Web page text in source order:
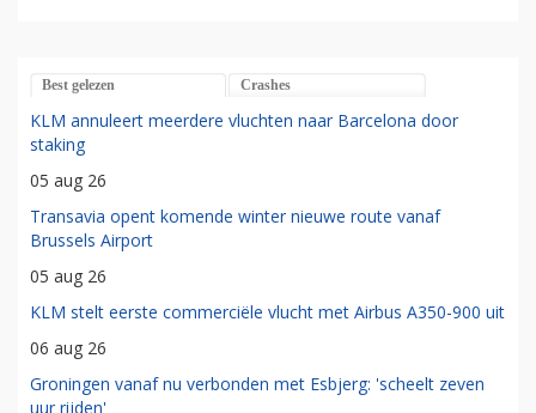
Best gelezen Crashes
KLM annuleert meerdere vluchten naar Barcelona door
staking
05 aug 26
Transavia opent komende winter nieuwe route vanaf
Brussels Airport
05 aug 26
KLM stelt eerste commerciële vlucht met Airbus A350-900 uit
06 aug 26
Groningen vanaf nu verbonden met Esbjerg: 'scheelt zeven
uur rijden'